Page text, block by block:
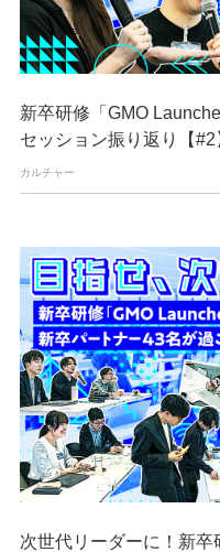
新卒研修「GMO
セッション振り返り【#2
カルチャー
次世代リーダーに！新